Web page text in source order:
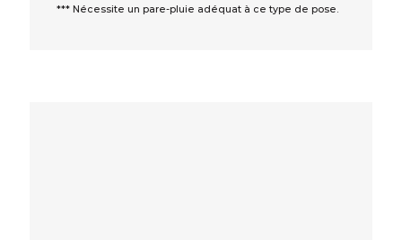
*** Nécessite un pare-pluie adéquat à ce type de pose.